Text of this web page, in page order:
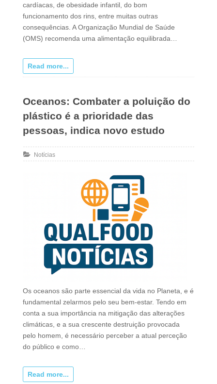
cardíacas, de obesidade infantil, do bom
funcionamento dos rins, entre muitas outras
consequências. A Organização Mundial de Saúde
(OMS) recomenda uma alimentação equilibrada…
Read more...
Oceanos: Combater a poluição do
plástico é a prioridade das
pessoas, indica novo estudo
Notícias
Os oceanos são parte essencial da vida no Planeta, e é
fundamental zelarmos pelo seu bem-estar. Tendo em
conta a sua importância na mitigação das alterações
climáticas, e a sua crescente destruição provocada
pelo homem, é necessário perceber a atual perceção
do público e como…
Read more...